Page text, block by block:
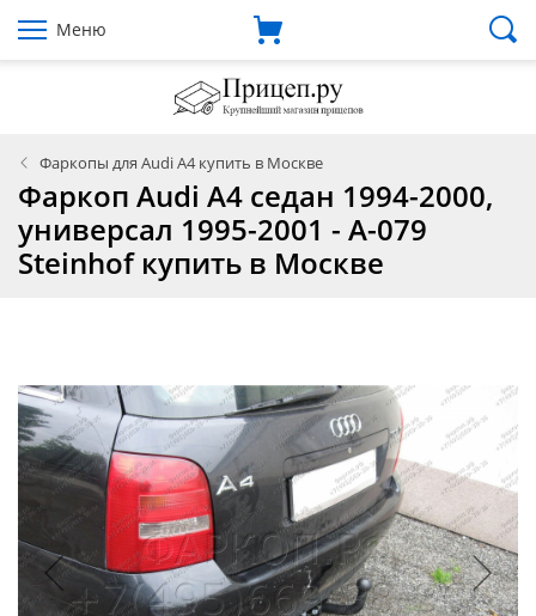
Меню
Фаркопы для Audi A4 купить в Москве
Фаркоп Audi A4 седан 1994-2000,
универсал 1995-2001 - A-079
Steinhof купить в Москве